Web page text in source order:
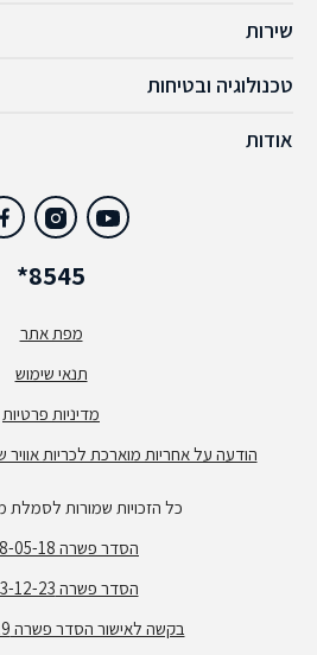
שירות
טכנולוגיה ובטיחות
אודות
*8545
מפת אתר
תנאי שימוש
מדיניות פרטיות
הודעה על אחריות מוארכת לכריות אוויר
כל הזכויות שמורות לסמלת
הסדר פשרה 53788-05-18
הסדר פשרה 39173-12-23
בקשה לאישור הסדר פשרה 57054-03-19